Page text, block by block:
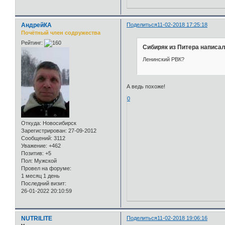
Поделиться11-02-2018 17:25:18
АндрейКА
Почётный член содружества
Рейтинг:
Откуда: Новосибирск
Зарегистрирован: 27-09-2012
Сообщений: 3112
Уважение: +462
Позитив: +5
Пол: Мужской
Провел на форуме:
1 месяц 1 день
Последний визит:
26-01-2022 20:10:59
Сибиряк из Питера
Ленинский РВК?
А ведь похоже!
0
Поделиться11-02-2018 19:06:16
NUTRILITE